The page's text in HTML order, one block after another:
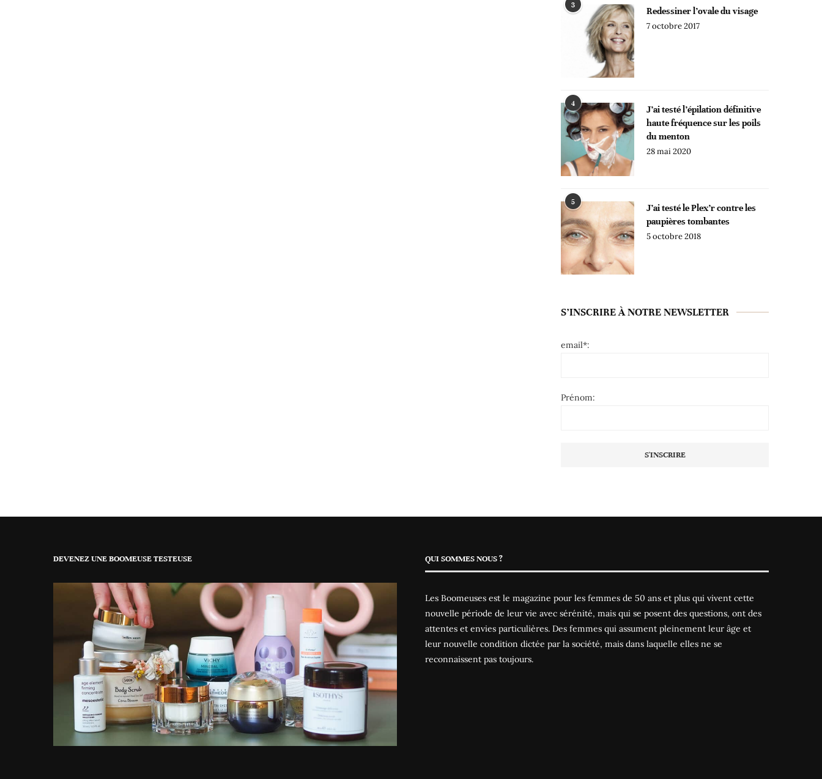
3
Redessiner l’ovale du visage
7 octobre 2017
4
J’ai testé l’épilation définitive
haute fréquence sur les poils
du menton
28 mai 2020
5
J’ai testé le Plex’r contre les
paupières tombantes
5 octobre 2018
S’INSCRIRE À NOTRE NEWSLETTER
email*:
Prénom:
DEVENEZ UNE BOOMEUSE TESTEUSE QUI SOMMES NOUS ?
Les Boomeuses est le magazine pour les femmes de 50 ans et plus qui vivent cette
nouvelle période de leur vie avec sérénité, mais qui se posent des questions, ont des
attentes et envies particulières. Des femmes qui assument pleinement leur âge et
leur nouvelle condition dictée par la société, mais dans laquelle elles ne se
reconnaissent pas toujours.